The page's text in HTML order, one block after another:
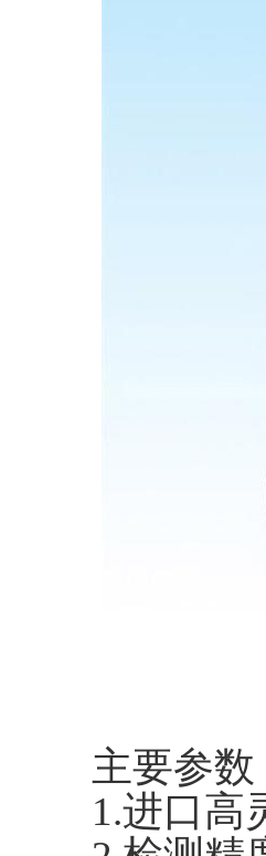
主要参数
1.进口高